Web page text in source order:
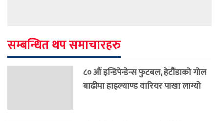
सम्बन्धित थप समाचारहरु
८० औं इन्डिपेन्डेन्स फुटबल, हेटौंडाको गोल
बाढीमा हाइल्याण्ड वारियर पाखा लाग्यो